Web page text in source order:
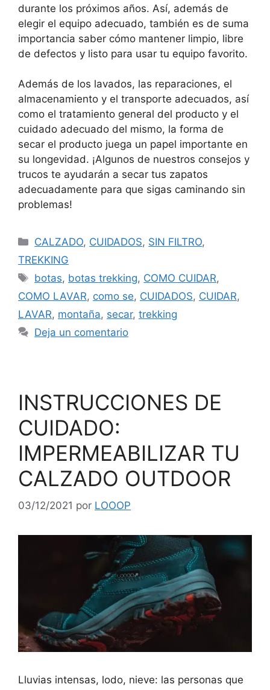
durante los próximos años. Así, además de
elegir el equipo adecuado, también es de suma
importancia saber cómo mantener limpio, libre
de defectos y listo para usar tu equipo favorito.
Además de los lavados, las reparaciones, el
almacenamiento y el transporte adecuados, así
como el tratamiento general del producto y el
cuidado adecuado del mismo, la forma de
secar el producto juega un papel importante en
su longevidad. ¡Algunos de nuestros consejos y
trucos te ayudarán a secar tus zapatos
adecuadamente para que sigas caminando sin
problemas!
CALZADO, CUIDADOS, SIN FILTRO,
TREKKING
botas, botas trekking, COMO CUIDAR,
COMO LAVAR, como se, CUIDADOS, CUIDAR,
LAVAR, montaña, secar, trekking
Deja un comentario
INSTRUCCIONES DE
CUIDADO:
IMPERMEABILIZAR TU
CALZADO OUTDOOR
03/12/2021 por LOOOP
Lluvias intensas, lodo, nieve: las personas que